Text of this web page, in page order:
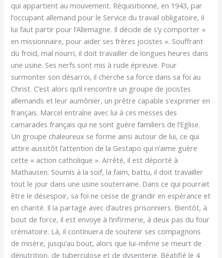
qui appartient au mouvement. Réquisitionné, en 1943, par
l’occupant allemand pour le Service du travail obligatoire, il
lui faut partir pour l’Allemagne. Il décide de s’y comporter «
en missionnaire, pour aider ses frères jocistes ». Souffrant
du froid, mal nourri, il doit travailler de longues heures dans
une usine. Ses nerfs sont mis à rude épreuve. Pour
surmonter son désarroi, il cherche sa force dans sa foi au
Christ. C’est alors qu’il rencontre un groupe de jocistes
allemands et leur aumônier, un prêtre capable s’exprimer en
français. Marcel entraîne avec lui à ces messes des
camarades français qui ne sont guère familiers de l’Eglise.
Un groupe chaleureux se forme ainsi autour de lui, ce qui
attire aussitôt l’attention de la Gestapo qui n’aime guère
cette « action catholique ». Arrêté, il est déporté à
Mathausen. Soumis à la soif, la faim, battu, il doit travailler
tout le jour dans une usine souterraine. Dans ce qui pourrait
être le désespoir, sa foi ne cesse de grandir en espérance et
en charité. Il la partage avec d’autres prisonniers. Bientôt, à
bout de force, il est envoyé à l’infirmerie, à deux pas du four
crématoire. Là, il continuera de soutenir ses compagnons
de misère, jusqu’au bout, alors que lui-même se meurt de
dénutrition, de tuberculose et de dysenterie. Béatifié le 4